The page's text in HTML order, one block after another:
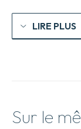
LIRE PLUS
Sur le